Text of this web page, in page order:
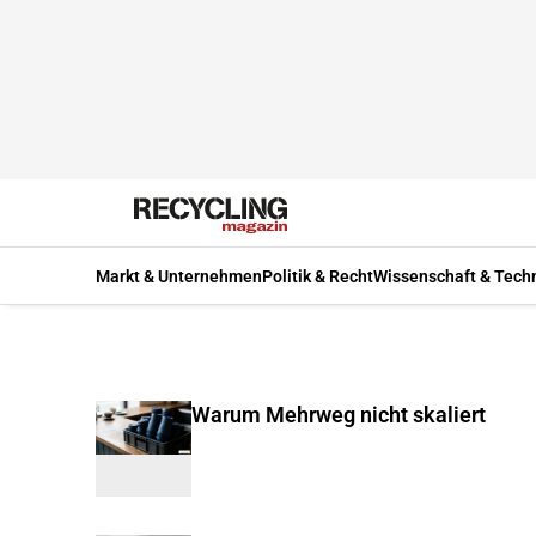
Markt & UnternehmenPolitik & RechtWissenschaft &
Warum Mehrweg nicht skaliert